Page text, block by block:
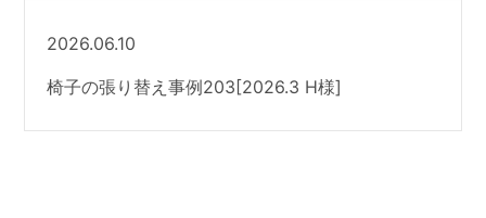
2026.06.10
椅子の張り替え事例203[2026.3 H様]